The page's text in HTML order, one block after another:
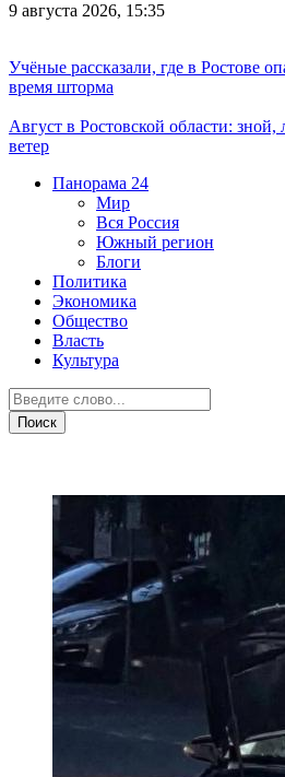
9 августа 2026, 15:35
Учёные рассказали, где в Ростове
время шторма
Август в Ростовской области:
ветер
Панорама 24
Мир
Вся Россия
Южный регион
Блоги
Политика
Экономика
Общество
Власть
Культура